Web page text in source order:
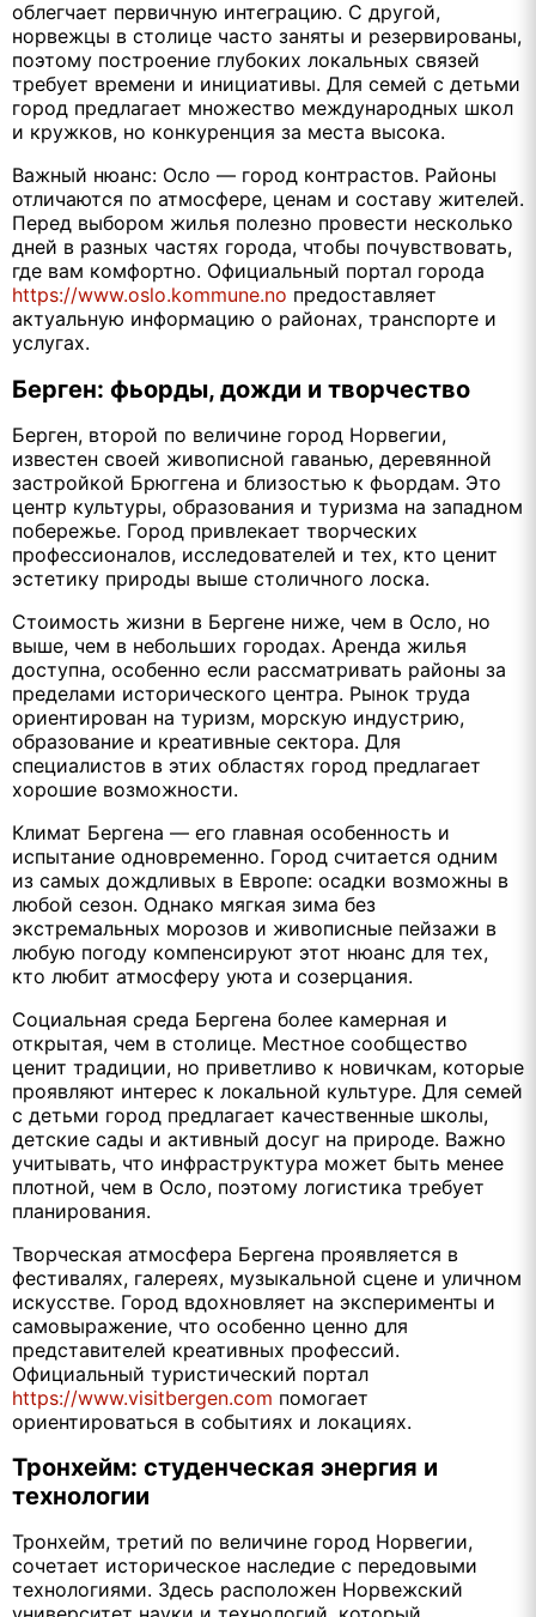
облегчает первичную интеграцию. С другой,
норвежцы в столице часто заняты и резервированы,
поэтому построение глубоких локальных связей
требует времени и инициативы. Для семей с детьми
город предлагает множество международных школ
и кружков, но конкуренция за места высока.
Важный нюанс: Осло — город контрастов. Районы
отличаются по атмосфере, ценам и составу жителей.
Перед выбором жилья полезно провести несколько
дней в разных частях города, чтобы почувствовать,
где вам комфортно. Официальный портал города
https://www.oslo.kommune.no предоставляет
актуальную информацию о районах, транспорте и
услугах.
Берген: фьорды, дожди и творчество
Берген, второй по величине город Норвегии,
известен своей живописной гаванью, деревянной
застройкой Брюггена и близостью к фьордам. Это
центр культуры, образования и туризма на западном
побережье. Город привлекает творческих
профессионалов, исследователей и тех, кто ценит
эстетику природы выше столичного лоска.
Стоимость жизни в Бергене ниже, чем в Осло, но
выше, чем в небольших городах. Аренда жилья
доступна, особенно если рассматривать районы за
пределами исторического центра. Рынок труда
ориентирован на туризм, морскую индустрию,
образование и креативные сектора. Для
специалистов в этих областях город предлагает
хорошие возможности.
Климат Бергена — его главная особенность и
испытание одновременно. Город считается одним
из самых дождливых в Европе: осадки возможны в
любой сезон. Однако мягкая зима без
экстремальных морозов и живописные пейзажи в
любую погоду компенсируют этот нюанс для тех,
кто любит атмосферу уюта и созерцания.
Социальная среда Бергена более камерная и
открытая, чем в столице. Местное сообщество
ценит традиции, но приветливо к новичкам, которые
проявляют интерес к локальной культуре. Для семей
с детьми город предлагает качественные школы,
детские сады и активный досуг на природе. Важно
учитывать, что инфраструктура может быть менее
плотной, чем в Осло, поэтому логистика требует
планирования.
Творческая атмосфера Бергена проявляется в
фестивалях, галереях, музыкальной сцене и уличном
искусстве. Город вдохновляет на эксперименты и
самовыражение, что особенно ценно для
представителей креативных профессий.
Официальный туристический портал
https://www.visitbergen.com помогает
ориентироваться в событиях и локациях.
Тронхейм: студенческая энергия и
технологии
Тронхейм, третий по величине город Норвегии,
сочетает историческое наследие с передовыми
технологиями. Здесь расположен Норвежский